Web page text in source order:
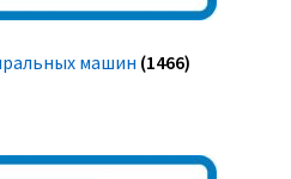
машин (1466)